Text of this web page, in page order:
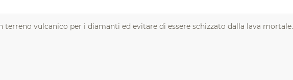
vulcanico per i diamanti ed evitare di essere schizzato dalla lava mortale.